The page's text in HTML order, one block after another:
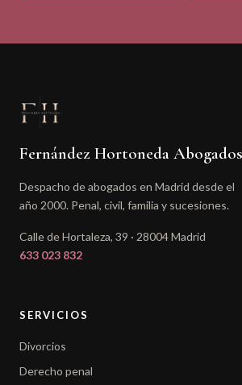
Fernández Hortoneda Abogados
Despacho de abogados en Madrid desde el
año 2000. Penal, civil, familia y sucesiones.
Calle de Hortaleza, 39 · 28004 Madrid
633 023 832
SERVICIOS
Divorcios
Derecho penal